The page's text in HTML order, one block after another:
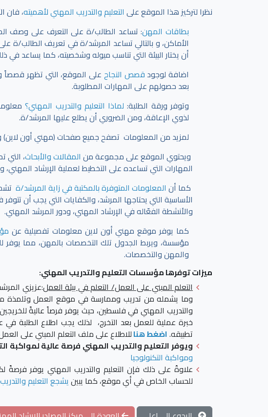
نظرا لتركيز هذا الموقع على التعليم والتدريب المهني لأهميته، فان
بطاقات المهن: تساعد الطالب/ة على التعرف على وصف
الأماكن، و بالتالي تساعد المرشد/ة في تعريف الطالب/ة
أن يختار البيئة التي تناسب ميوله وشخصيته، كما يساعد في
اضافة لوجود قصص النجاح على الموقع، التي تظهر قصصاً
بعد حصولهم على المهارات المطلوبة.
وتوفر ورقة الطلبة: لماذا التعليم والتدريب المهني؟
لذوي الإعاقة، ومن الضروري أن يطلع عليها المرشد/ة.
لمزيد من المعلومات تصفح جميع صفحات (مهني أون لاين) و
ويحتوي الموقع على مجموعة من المقالات والأبحاث، التي
المهارات التي تساعده على التخطيط لعملية الإرشاد المهني،
كما أن المعلومات المتوفرة بالمكتبة في زاية المرشد/ة
الأساسية التي يحتاجها المرشد، والكفايات التي يجب أن
والأنشطة الفعّاله في الإرشاد المهني، ودور المرشد المهني.
كما يوفر موقع مهني أون لاين معلومات تفصيلية عن
مؤسسة، ويربط الجدول تلك التخصصات بالمهن، مما يوفر
والمهن والتخصصات.
ميزات توفرها مؤسسات التعليم والتدريب المهني:
التعلم المبني على العمل/ التعلم في بيئة العمل:عزيزي
وما يشمله من تدريب وممارسة في موقع العمل وتلمذة
والتدريب المهني في فلسطين، حيث يوفر فرصاً عاليةً
خبرة عملية للعمل بعد التخرج، لذلك يجب اطلاع الطلبة في
تطبيقه.اضغط هناللاطلاع على ملف التعلم المبني على
ويوفر التعليم والتدريب المهني فرصة عالية لمواكبة
ومواكبة التكنولوجيا
علاوةً على ذلك فإن التعليم والتدريب المهني يوفر فرصةً
للحساب الخاص في أي موقع، كما يبينيشجع التعليم